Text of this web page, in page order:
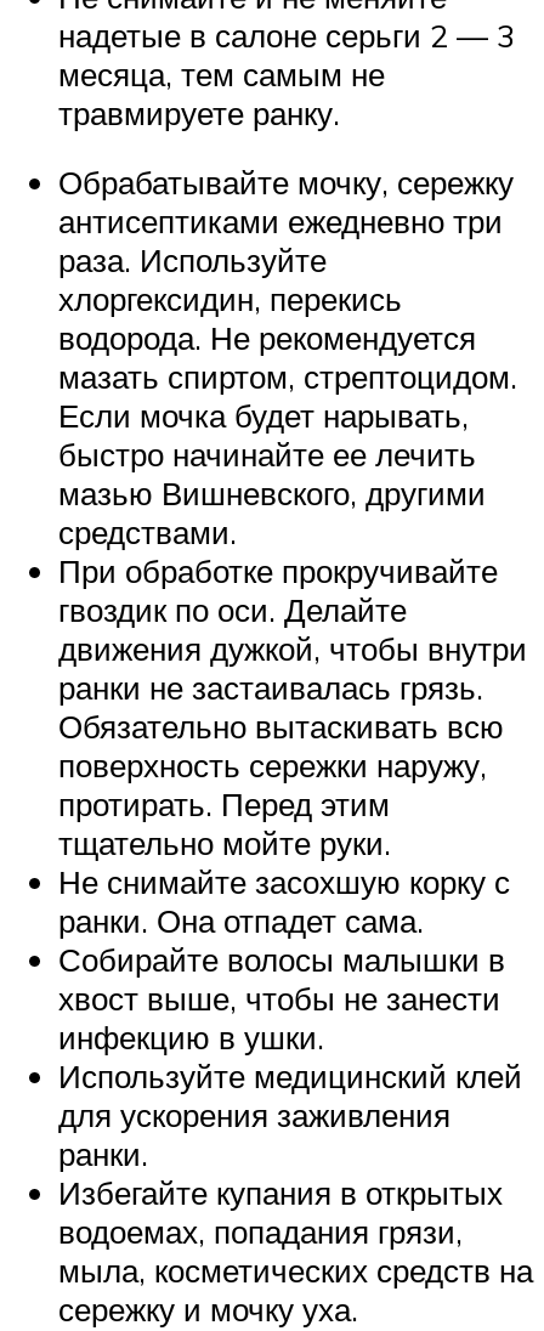
надетые в салоне серьги 2 — 3
месяца, тем самым не
травмируете ранку.
Обрабатывайте мочку, сережку
антисептиками ежедневно три
раза. Используйте
хлоргексидин, перекись
водорода. Не рекомендуется
мазать спиртом, стрептоцидом.
Если мочка будет нарывать,
быстро начинайте ее лечить
мазью Вишневского, другими
средствами.
При обработке прокручивайте
гвоздик по оси. Делайте
движения дужкой, чтобы внутри
ранки не застаивалась грязь.
Обязательно вытаскивать всю
поверхность сережки наружу,
протирать. Перед этим
тщательно мойте руки.
Не снимайте засохшую корку с
ранки. Она отпадет сама.
Собирайте волосы малышки в
хвост выше, чтобы не занести
инфекцию в ушки.
Используйте медицинский клей
для ускорения заживления
ранки.
Избегайте купания в открытых
водоемах, попадания грязи,
мыла, косметических средств на
сережку и мочку уха.